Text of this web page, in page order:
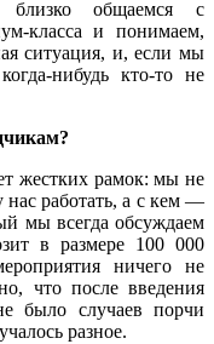
близко общаемся с
класса и понимаем,
ситуация, и, если мы
нибудь кто-то не
жестких рамок: мы не
работать, а с кем —
мы всегда обсуждаем
в размере 100 000
ничего не
что после введения
было случаев порчи
разное.